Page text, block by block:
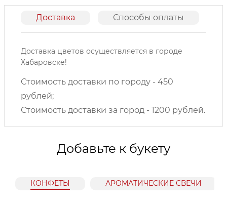
Доставка Способы оплаты
Доставка цветов осуществляется в городе
Хабаровске!
Стоимость доставки по городу - 450
рублей;
Стоимость доставки за город - 1200 рублей.
Добавьте к букету
КОНФЕТЫ АРОМАТИЧЕСКИЕ СВЕЧИ